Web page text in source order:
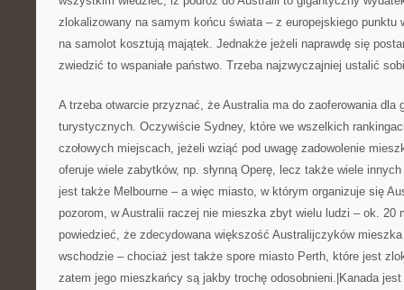
zlokalizowany na samym końcu świata – z europejskiego punktu
na samolot kosztują majątek. Jednakże jeżeli naprawdę się
zwiedzić to wspaniałe państwo. Trzeba najzwyczajniej ustalić
A trzeba otwarcie przyznać, że Australia ma do zaoferowania dla
turystycznych. Oczywiście Sydney, które we wszelkich
czołowych miejscach, jeżeli wziąć pod uwagę zadowolenie
oferuje wiele zabytków, np. słynną Operę, lecz także wiele
jest także Melbourne – a więc miasto, w którym organizuje się
pozorom, w Australii raczej nie mieszka zbyt wielu ludzi – ok. 20
powiedzieć, że zdecydowana większość Australijczyków
wschodzie – chociaż jest także spore miasto Perth, które jest
zatem jego mieszkańcy są jakby trochę odosobnieni.|Kanada